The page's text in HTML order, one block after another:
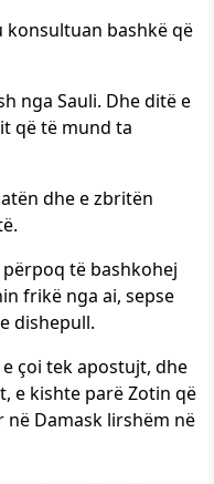
konsultuan bashkë që
nga Sauli. Dhe ditë e
që të mund ta
dhe e zbritën
përpoq të bashkohej
frikë nga ai, sepse
dishepull.
çoi tek apostujt, dhe
e kishte parë Zotin që
Damask lirshëm në